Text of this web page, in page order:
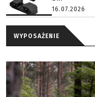
16.07.2026
WYPOSAŻENIE